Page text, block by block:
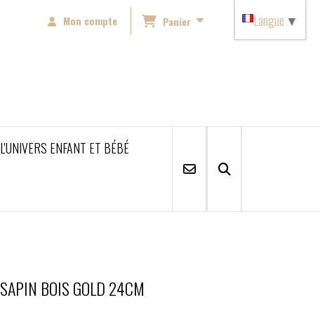
Mon compte Panier
L'UNIVERS ENFANT ET BÉBÉ
SAPIN BOIS GOLD 24CM
Langue ▼